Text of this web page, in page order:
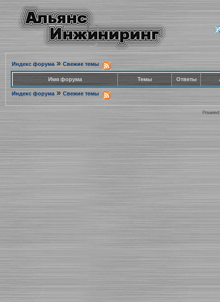
Индекс форума» Свежие темы
Имя форума Темы Ответы
Индекс форума » Свежие темы